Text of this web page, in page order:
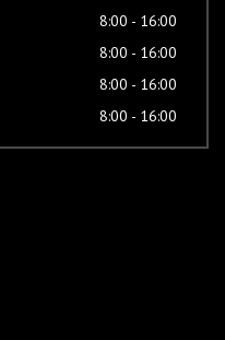
8:00 - 16:00
8:00 - 16:00
8:00 - 16:00
8:00 - 16:00